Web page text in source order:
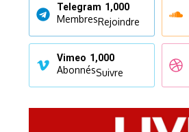
Telegram 1,000
MembresRejoindre
Vimeo 1,000
AbonnésSuivre